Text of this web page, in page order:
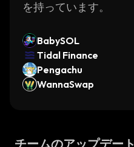
を持っています。
BabySOL
Tidal Finance
Pengachu
WannaSwap
チームのアップデート